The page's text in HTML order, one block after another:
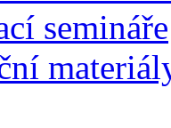
semináře